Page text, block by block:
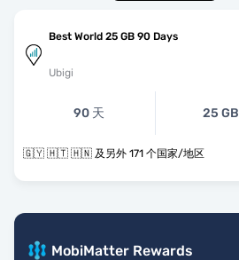
Best World 25 GB 90 Days
Ubigi
90 天 25 GB
🇬🇾 🇭🇹 🇭🇳 及另外 171 个国家/地区
MobiMatter Rewards